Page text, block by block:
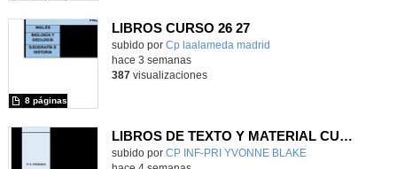
LIBROS CURSO 26 27
subido por Cp laalameda madrid
8 páginas
hace 3 semanas
387visualizaciones
LIBROS DE TEXTO Y MATERIAL CURRICULAR
subido por CP INF-PRI YVONNE BLAKE-